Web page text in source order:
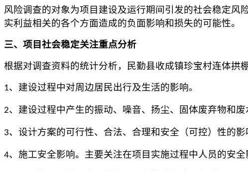
风险调查的对象为项目建设及运行期间引发的社会稳定
实利益相关的各个方面造成的负面影响和损失的可能性。
三、项目社会稳定关注重点分析
根据对调查资料的统计分析， 民勤县收成镇珍宝村连体拱
1、 建设过程中对周边居民出行及生活的影响。
2、 建设过程中产生的振动、噪音、扬尘、固体废弃物和
3、 设计方案的可行性、合法、合理和安全（可控）性的影
4、 施工安全影响。主要关注在项目实施过程中人员的安全